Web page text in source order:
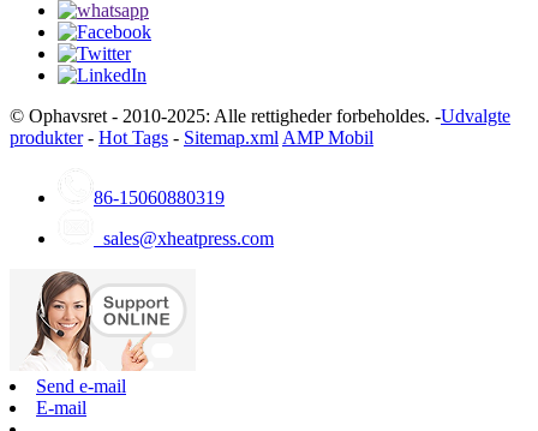
© Ophavsret - 2010-2025: Alle rettigheder forbeholdes. -Udvalgte
produkter- Hot Tags - Sitemap.xml AMP Mobil
86-15060880319
sales@xheatpress.com
Send e-mail
E-mail